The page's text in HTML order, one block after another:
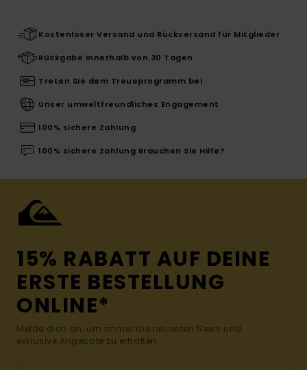
Kostenloser Versand und Rückversand für Mitglieder
Rückgabe innerhalb von 30 Tagen
Treten Sie dem Treueprogramm bei
Unser umweltfreundliches Engagement
100% sichere Zahlung
100% sichere Zahlung Brauchen Sie Hilfe?
15% RABATT AUF DEINE
ERSTE BESTELLUNG
ONLINE*
Melde dich an, um immer die neuesten News und
exklusive Angebote zu erhalten.